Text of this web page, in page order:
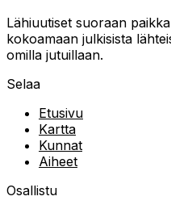
Lähiuutiset suoraan
kokoamaan julkisista
omilla jutuillaan.
Selaa
Etusivu
Kartta
Kunnat
Aiheet
Osallistu